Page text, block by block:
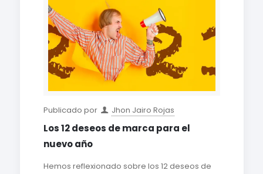
Publicado por Jhon Jairo Rojas
Los 12 deseos de marca para el
nuevo año
Hemos reflexionado sobre los 12 deseos de